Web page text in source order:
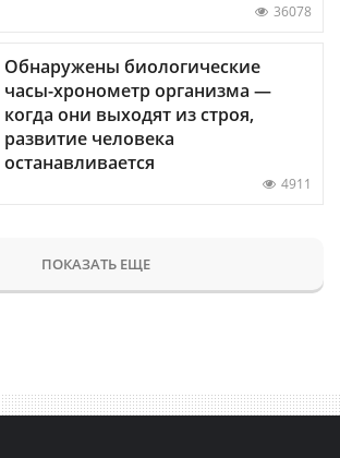
36078
Обнаружены биологические
часы-хронометр организма —
когда они выходят из строя,
развитие человека
останавливается
4911
ПОКАЗАТЬ ЕЩЕ